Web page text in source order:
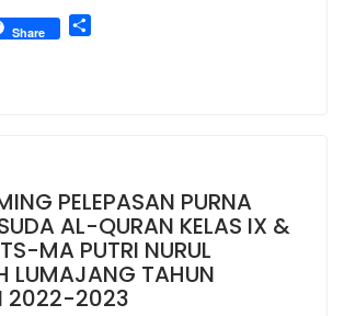
Share
PELEPASAN PURNA
AL-QURAN KELAS IX &
MA PUTRI NURUL
LUMAJANG TAHUN
2022-2023